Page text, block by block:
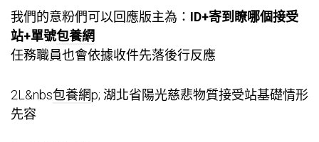
我們的意粉們可以回應版主為： ID+寄到瞭哪個接受
站+單號包養網
任務職員也會依據收件先落後行反應
2L&nbs包養網p; 湖北省陽光慈悲物質接受站基礎情形
先容